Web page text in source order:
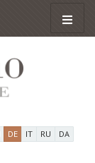
DE IT RU DA